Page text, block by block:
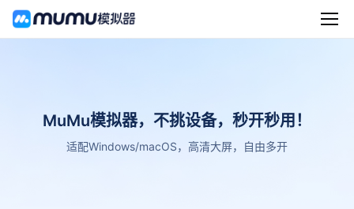
MuMu模拟器，不挑设备，秒开秒用！
适配Windows/macOS，高清大屏，自由多开